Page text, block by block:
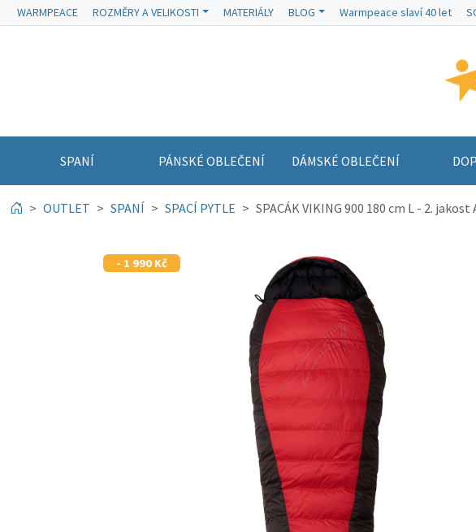
WARMPEACE ROZMĚRY A VELIKOSTI MATERIÁLY BLOG Warmpeace slaví 40 let
SPANÍ PÁNSKÉ OBLEČENÍ DÁMSKÉ OBLEČENÍ
OUTLET SPANÍ SPACÍ PYTLE SPACÁK VIKING 900 180 cm L - 2. jakost
- 1 990 Kč